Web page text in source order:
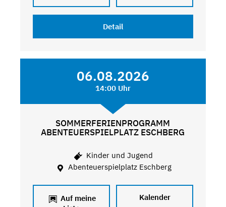
Detail
06.08.2026
14:00 Uhr
SOMMERFERIENPROGRAMM
ABENTEUERSPIELPLATZ ESCHBERG
Kinder und Jugend
Abenteuerspielplatz Eschberg
Auf meine
Kalender